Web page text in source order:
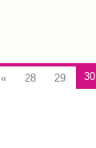
« 28 29
30